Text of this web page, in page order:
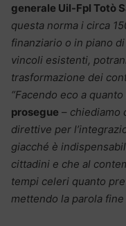
generale Uil-Fpl Totò
questa norma i circa
finanziario o in piano
vincoli esistenti,
trasformazione dei
“Facendo eco a
prosegue – chiediamo
direttive per
giacché è
cittadini e che al
tempi celeri quanto
mettendo la parola